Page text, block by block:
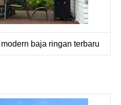
baja ringan terbaru